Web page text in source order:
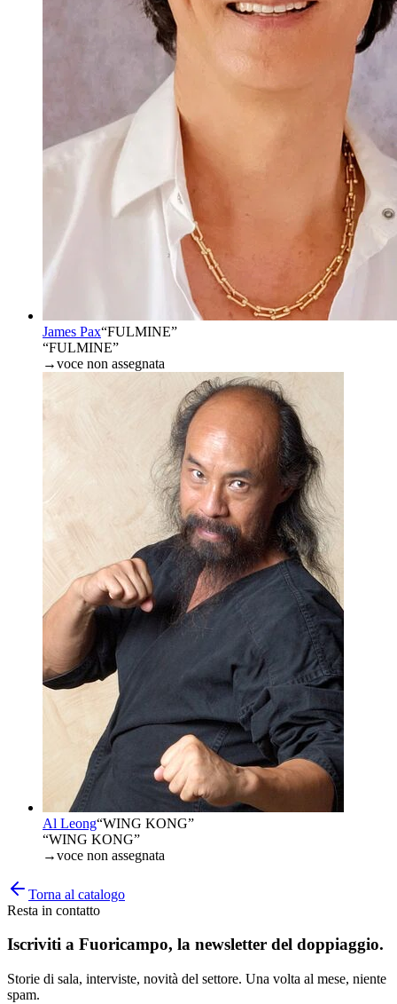
James Pax“FULMINE”
“FULMINE”
→voce non assegnata
Al Leong“WING KONG”
“WING KONG”
→voce non assegnata
Torna al catalogo
Resta in contatto
Iscriviti a Fuoricampo, la newsletter del doppiaggio.
Storie di sala, interviste, novità del settore. Una volta al mese, niente
spam.